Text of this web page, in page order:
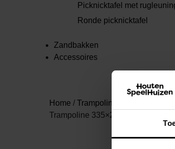
Picknicktafel met
Ronde picknicktafel
Zandbakken
Accessoires
Home /Trampolines
Trampoline 335×244 Groen – Incl.